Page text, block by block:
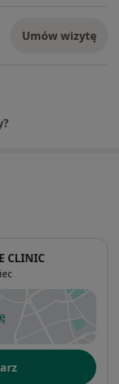
Umów wizytę
CLINIC
w nowej karcie